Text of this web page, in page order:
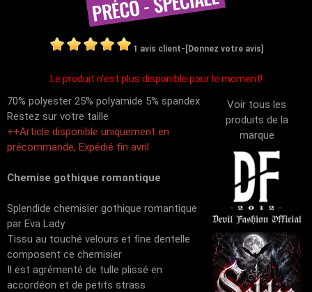
1 avis client- [Donnez votre avis]
Le produit n'est plus disponible pour le moment!
Voir tous les
produits de la
marque
70% polyester 25% polyamide 5% spandex
Restez sur votre taille
++Article disponible uniquement en
précommande, Expédié fin avril
Chemise gothique romantique
Splendide chemisier gothique romantique
par Eva Lady
Tissu au touché velours et fine dentelle
composent ce chemisier
Il est agrémenté de tulle plissé en
accordéon et de petits strass